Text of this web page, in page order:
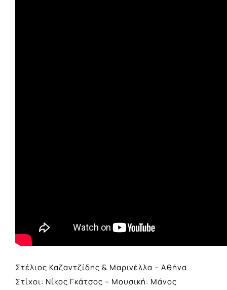
Στέλιος Καζαντζίδης & Μαρινέλλα – Αθήνα
Στίχοι: Νίκος Γκάτσος – Μουσική: Μάνος